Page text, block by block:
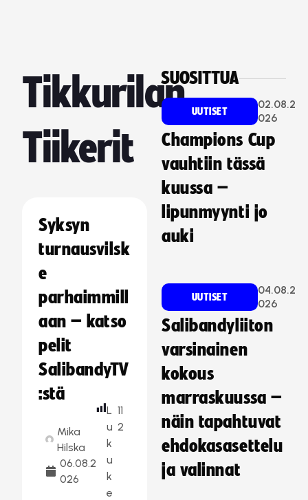
Tikkurilan
Tiikerit
Syksyn
turnausvilsk
e
parhaimmill
aan – katso
pelit
SalibandyTV
:stä
Mika
Hilska
06.08.2
026
L
u
k
u
k
e
11
2
SUOSITTUA
UUTISET
02.08.2
026
Champions Cup
vauhtiin tässä
kuussa –
lipunmyynti jo
auki
UUTISET
04.08.2
026
Salibandyliiton
varsinainen
kokous
marraskuussa –
näin tapahtuvat
ehdokasasettelu
ja valinnat